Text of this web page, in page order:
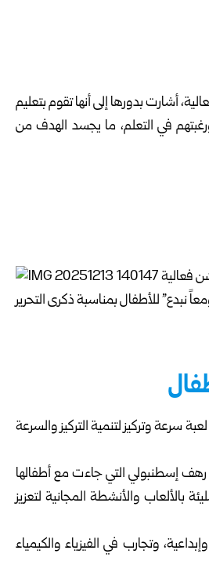
بالفعالية، أشارت بدورها إلى أنها تقوم بتعليم
في التعلم، ما يجسد الهدف من
للأطفال لعبة سرعة وتركيز لتنمية التركيز والسرعة
والدته رهف إسطنبولي التي جاءت مع أطفالها
والأنشطة المجانية لتعزيز
وتجارب في الفيزياء والكيمياء